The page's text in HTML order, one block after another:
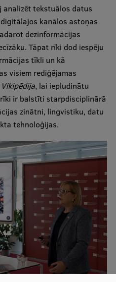
partneri
analizēt tekstuālos datus
kanālos astoņas
dezinformācijas
Tāpat rīki dod iespēju
tīkli un kā
visiem rediģējamas
Vikipēdija, lai iepludinātu
ir balstīti starpdisciplinārā
zinātni, lingvistiku, datu
tehnoloģijas.